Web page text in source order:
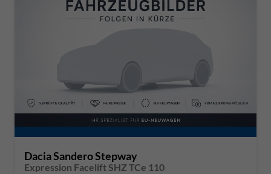
Dacia Sandero Stepway
Expression Facelift SHZ TCe 110